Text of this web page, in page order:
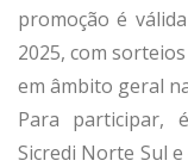
promoção é
2025, com
em âmbito geral
Para participar,
Sicredi Norte Sul